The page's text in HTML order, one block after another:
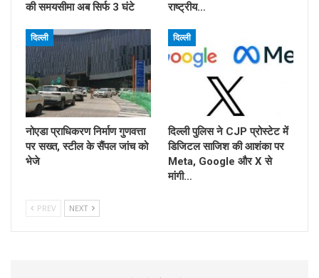
की समयसीमा अब सिर्फ 3 घंटे
राष्ट्रीय…
दिल्ली
नोएडा प्राधिकरण निर्माण गुणवत्ता
पर सख्त, स्टील के सैंपल जांच को
भेजे
दिल्ली
दिल्ली पुलिस ने CJP प्रोस्टेट में
डिजिटल साजिश की आशंका पर
Meta, Google और X से
मांगी…
PREV NEXT